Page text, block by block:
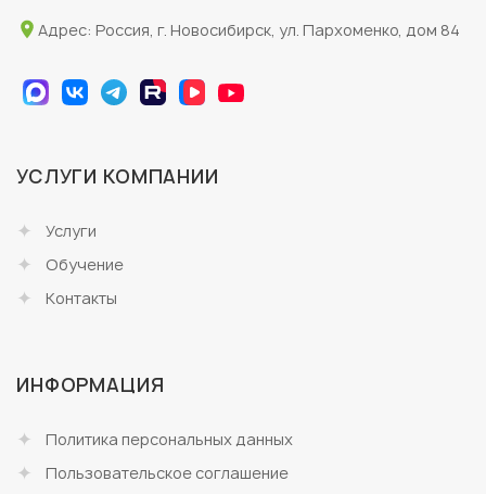
Адрес: Россия, г. Новосибирск, ул. Пархоменко, дом 84
УСЛУГИ КОМПАНИИ
Услуги
Обучение
Контакты
ИНФОРМАЦИЯ
Политика персональных данных
Пользовательское соглашение